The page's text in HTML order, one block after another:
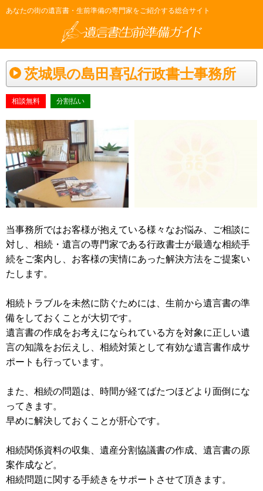
あなたの街の遺言書・生前準備の専門家をご紹介する総合サイト
茨城県の島田喜弘行政書士事務所
相談無料 分割払い
当事務所ではお客様が抱えている様々なお悩み、ご相談に
対し、相続・遺言の専門家である行政書士が最適な相続手
続をご案内し、お客様の実情にあった解決方法をご提案い
たします。
相続トラブルを未然に防ぐためには、生前から遺言書の準
備をしておくことが大切です。
遺言書の作成をお考えになられている方を対象に正しい遺
言の知識をお伝えし、相続対策として有効な遺言書作成サ
ポートも行っています。
また、相続の問題は、時間が経てばたつほどより面倒にな
ってきます。
早めに解決しておくことが肝心です。
相続関係資料の収集、遺産分割協議書の作成、遺言書の原
案作成など。
相続問題に関する手続きをサポートさせて頂きます。